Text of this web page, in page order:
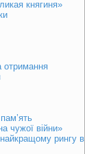
княгиня»
отримання
чужої війни»
рингу в